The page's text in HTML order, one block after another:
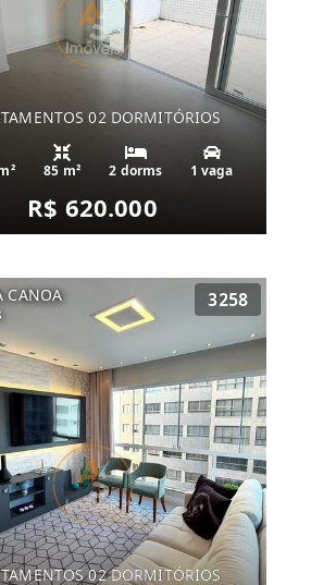
02 DORMITÓRIOS
85 m² 2 dorms 1 vaga
R$ 620.000
CANOA 3258
02 DORMITÓRIOS